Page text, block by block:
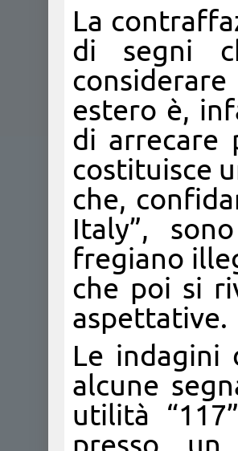
La
di segni
estero è,
di arrecare
costituisce
che,
Italy”,
fregiano
che poi si
aspettative.
Le indagini
alcune
utilità
presso